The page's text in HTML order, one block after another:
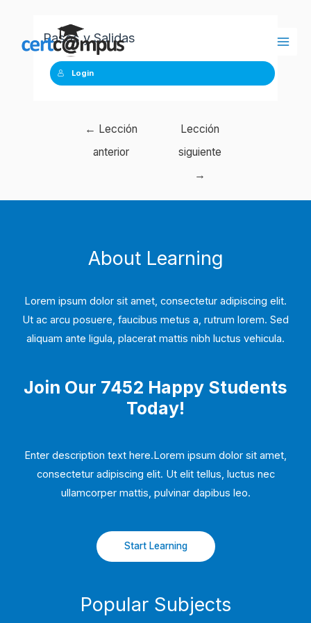
contenido
Pasos y Salidas
Login
Navegación
← Lección
anterior
Lección
siguiente
→
About Learning
Lorem ipsum dolor sit amet, consectetur adipiscing elit.
Ut ac arcu posuere, faucibus metus a, rutrum lorem. Sed
aliquam ante ligula, placerat mattis nibh luctus vehicula.
Join Our 7452 Happy Students​
Today!
Enter description text here.Lorem ipsum dolor sit amet,
consectetur adipiscing elit. Ut elit tellus, luctus nec
ullamcorper mattis, pulvinar dapibus leo.​
Start Learning
Popular Subjects